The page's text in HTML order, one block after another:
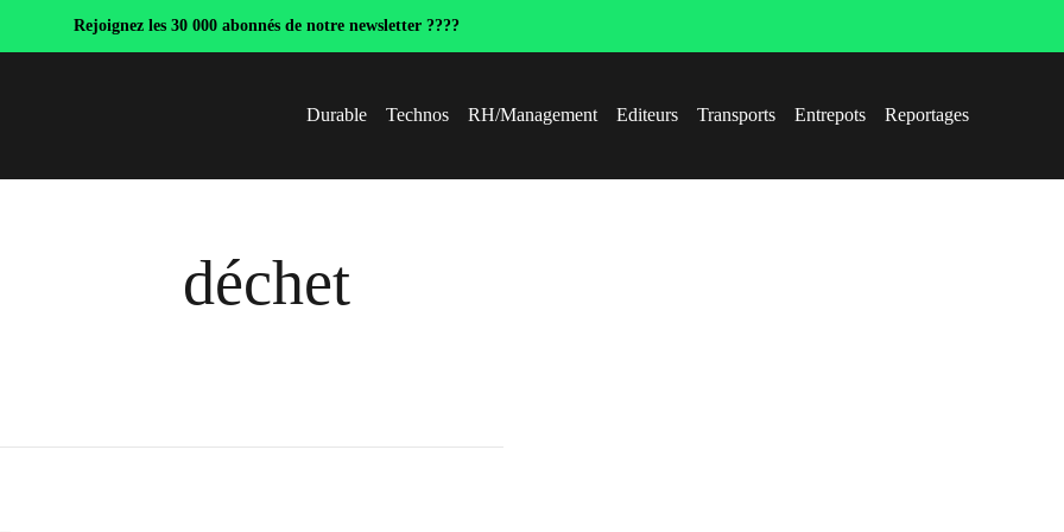
Rejoignez les 30 000 abonnés de notre newsletter ????
Durable Technos RH/Management Editeurs Transports Entrepots Reportages
déchet